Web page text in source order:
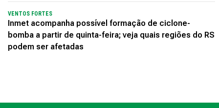
VENTOS FORTES
Inmet acompanha possível formação de ciclone-
bomba a partir de quinta-feira; veja quais regiões do RS
podem ser afetadas